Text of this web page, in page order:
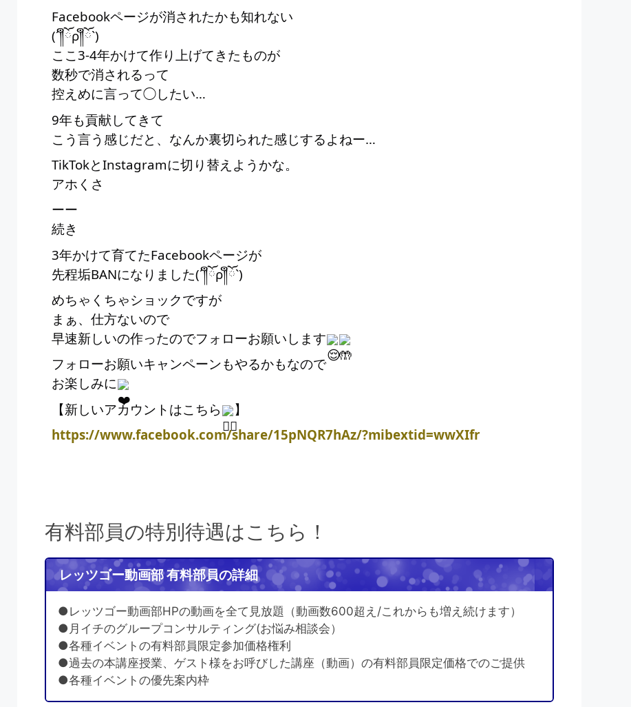
Facebookページが消されたかも知れない
(´༎ຶོρ༎ຶོ`)
ここ3-4年かけて作り上げてきたものが
数秒で消されるって
控えめに言って◯したい…
9年も貢献してきて
こう言う感じだと、なんか裏切られた感じするよねー…
TikTokとInstagramに切り替えようかな。
アホくさ
ーー
続き
3年かけて育てたFacebookページが
先程垢BANになりました(´༎ຶོρ༎ຶོ`)
めちゃくちゃショックですが
まぁ、仕方ないので
早速新しいの作ったのでフォローお願いします
フォローお願いキャンペーンもやるかもなので
お楽しみに
【新しいアカウントはこちら
】
https://www.facebook.com/share/15pNQR7hAz/?mibextid=wwXIfr
有料部員の特別待遇はこちら！
レッツゴー動画部 有料部員の詳細
●レッツゴー動画部HPの動画を全て見放題（動画数600超え/これからも増え続けます）
●月イチのグループコンサルティング(お悩み相談会）
●各種イベントの有料部員限定参加価格権利
●過去の本講座授業、ゲスト様をお呼びした講座（動画）の有料部員限定価格でのご提供
●各種イベントの優先案内枠